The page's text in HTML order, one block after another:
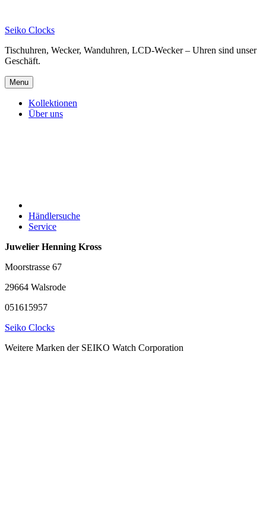
content
Seiko Clocks
Tischuhren, Wecker, Wanduhren, LCD-Wecker – Uhren sind unser
Geschäft.
Menu
Kollektionen
Über uns
Händlersuche
Service
Juwelier Henning Kross
Moorstrasse 67
29664 Walsrode
051615957
Seiko Clocks
Weitere Marken der SEIKO Watch Corporation